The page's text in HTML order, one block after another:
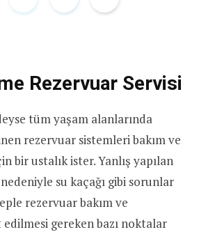
Rezervuar Servisi
tüm yaşam alanlarında
rezervuar sistemleri bakım ve
bir ustalık ister. Yanlış yapılan
su kaçağı gibi sorunlar
rezervuar bakım ve
edilmesi gereken bazı noktalar